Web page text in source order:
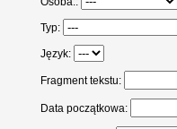
Typ:
Język:
Fragment tekstu:
Data początkowa: